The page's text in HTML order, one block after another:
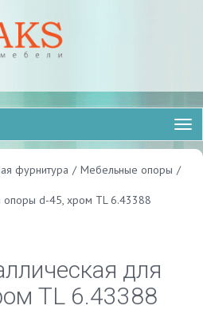
фурнитура / Мебельные опоры /
опоры d-45, хром TL 6.43388
для
TL 6.43388